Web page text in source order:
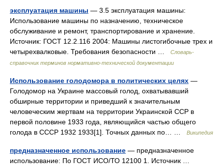
эксплуатация машины — 3.5 эксплуатация машины:
Использование машины по назначению, техническое
обслуживание и ремонт, транспортирование и хранение.
Источник: ГОСТ 12.2.116 2004: Машины листогибочные трех и
четырехвалковые. Требования безопасности …
Словарь-
справочник терминов нормативно-технической документации
Использование голодомора в политических целях —
Голодомор на Украине массовый голод, охватывавший
обширные территории и приведший к значительным
человеческим жертвам на территории Украинской ССР в
первой половине 1933 года, являющийся частью общего
голода в СССР 1932 1933[1]. Точных данных по… …
Википедия
предназначенное использование — предназначенное
использование: По ГОСТ ИСО/ТО 12100 1. Источник …